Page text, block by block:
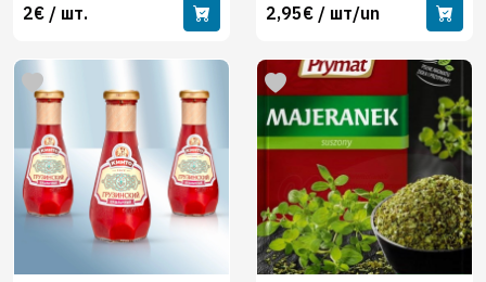
2€ / шт. 2,95€ / шт/un